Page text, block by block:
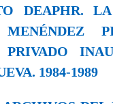
DEAPHR.
MENÉNDEZ
PRIVADO
1984-1989